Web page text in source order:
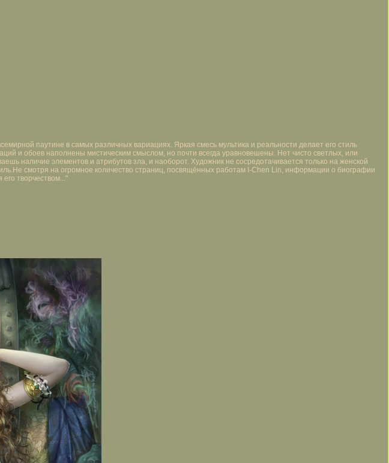
паутине в самых различных вариациях. Яркая смесь мультика и реальности делает его стиль
и обоев наполнены мистическим смыслом, но почти всегда уравновешены. Нет чисто светлых, или
наличие элементов и атрибутов зла, и наоборот. Художник не сосредотачивается только на женской
смотря на огромное количество страниц, посвящённых работам I-Chen Lin, информации о биографии
творчеством..."